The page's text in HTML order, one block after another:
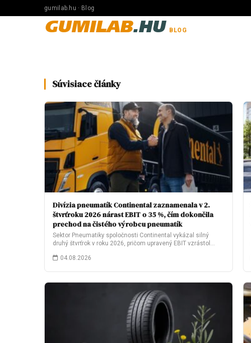
gumilab.hu · Blog
GUMILAB.HU BLOG
Súvisiace články
Divízia pneumatík Continental zaznamenala v 2.
štvrťroku 2026 nárast EBIT o 35 %, čím dokončila
prechod na čistého výrobcu pneumatík
Sektor Pneumatiky spoločnosti Continental vykázal silný
druhý štvrťrok v roku 2026, pričom upravený EBIT vzrástol…
04.08.2026